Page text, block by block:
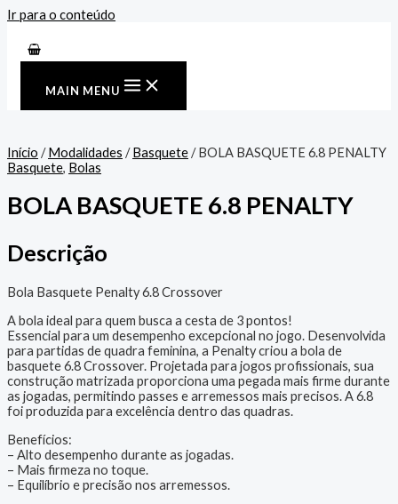
Ir para o conteúdo
MAIN MENU
Início /Modalidades /Basquete/ BOLA BASQUETE 6.8 PENALTY
Basquete, Bolas
BOLA BASQUETE 6.8 PENALTY
Descrição
Bola Basquete Penalty 6.8 Crossover
A bola ideal para quem busca a cesta de 3 pontos!
Essencial para um desempenho excepcional no jogo. Desenvolvida
para partidas de quadra feminina, a Penalty criou a bola de
basquete 6.8 Crossover. Projetada para jogos profissionais, sua
construção matrizada proporciona uma pegada mais firme durante
as jogadas, permitindo passes e arremessos mais precisos. A 6.8
foi produzida para excelência dentro das quadras.
Benefícios:
– Alto desempenho durante as jogadas.
– Mais firmeza no toque.
– Equilíbrio e precisão nos arremessos.